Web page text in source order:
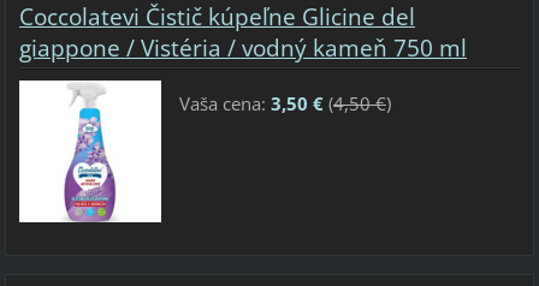
Coccolatevi Čistič kúpeľne Glicine del
giappone / Vistéria / vodný kameň 750 ml
Vaša cena: 3,50 €(4,50 €)